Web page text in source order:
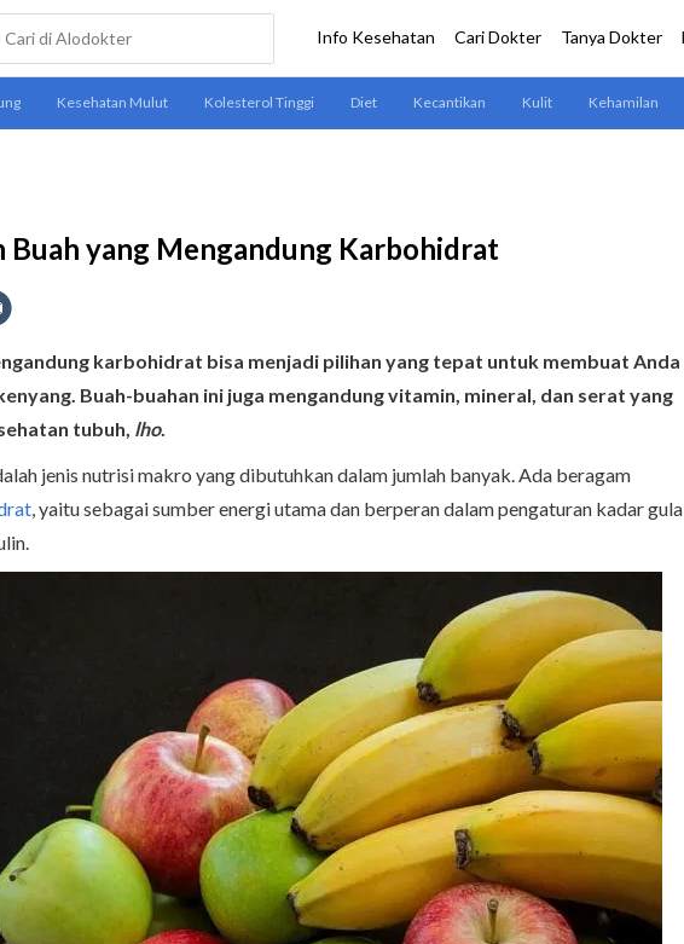
Buah yang Mengandung Karbohidrat
karbohidrat bisa menjadi pilihan yang tepat untuk membuat Anda
Buah-buahan ini juga mengandung vitamin, mineral, dan serat yang
tubuh, lho.
jenis nutrisi makro yang dibutuhkan dalam jumlah banyak. Ada beragam
, yaitu sebagai sumber energi utama dan berperan dalam pengaturan kadar gula